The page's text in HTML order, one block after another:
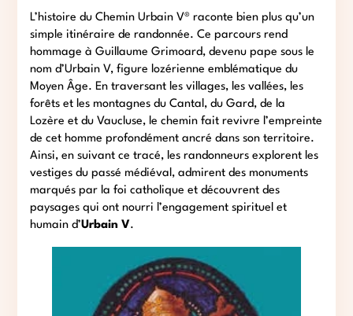
L’histoire du Chemin Urbain V® raconte bien plus qu’un
simple itinéraire de randonnée. Ce parcours rend
hommage à Guillaume Grimoard, devenu pape sous le
nom d’Urbain V, figure lozérienne emblématique du
Moyen Âge. En traversant les villages, les vallées, les
forêts et les montagnes du Cantal, du Gard, de la
Lozère et du Vaucluse, le chemin fait revivre l’empreinte
de cet homme profondément ancré dans son territoire.
Ainsi, en suivant ce tracé, les randonneurs explorent les
vestiges du passé médiéval, admirent des monuments
marqués par la foi catholique et découvrent des
paysages qui ont nourri l’engagement spirituel et
humain d’Urbain V.